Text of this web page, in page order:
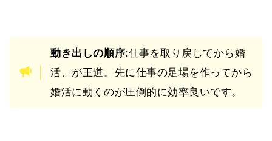
動き出しの順序:仕事を取り戻してから婚
活、が王道。先に仕事の足場を作ってから
婚活に動くのが圧倒的に効率良いです。